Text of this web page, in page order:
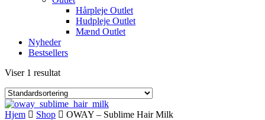
Hårpleje Outlet
Hudpleje Outlet
Mænd Outlet
Nyheder
Bestsellers
Viser 1 resultat
Hjem Shop OWAY – Sublime Hair Milk